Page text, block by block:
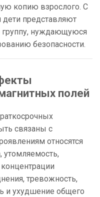
копию взрослого. С
дети представляют
группу, нуждающуюся
безопасности.
полей
связаны с
относятся
утомляемость,
тревожность,
и ухудшение общего